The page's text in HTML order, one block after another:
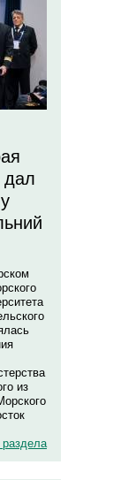
дал
из
раздела